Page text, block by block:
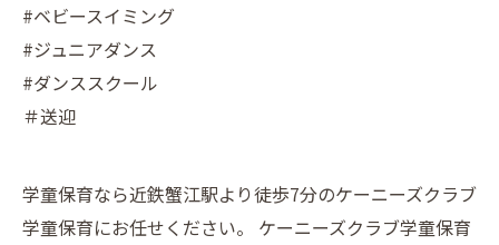
#ベビースイミング
#ジュニアダンス
#ダンススクール
＃送迎
学童保育なら近鉄蟹江駅より徒歩7分のケーニーズクラブ
学童保育にお任せください。 ケーニーズクラブ学童保育